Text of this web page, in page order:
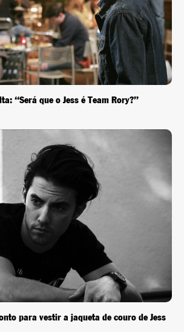
“Será que o Jess é Team Rory?”
para vestir a jaqueta de couro de Jess